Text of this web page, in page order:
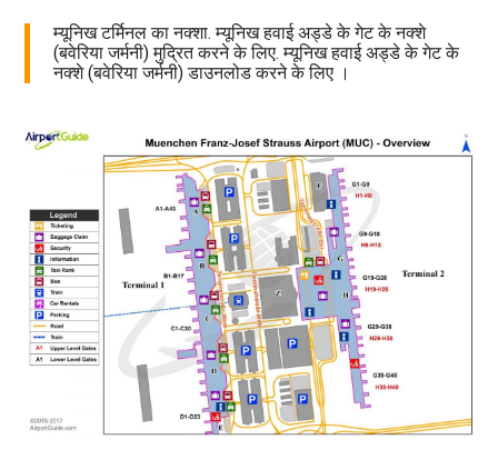
म्यूनिख टर्मिनल का नक्शा. म्यूनिख हवाई अड्डे के गेट के नक्शे
(बवेरिया जर्मनी) मुद्रित करने के लिए. म्यूनिख हवाई अड्डे के गेट के
नक्शे (बवेरिया जर्मनी) डाउनलोड करने के लिए ।